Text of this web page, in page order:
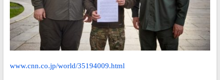
www.cnn.co.jp/world/35194009.html